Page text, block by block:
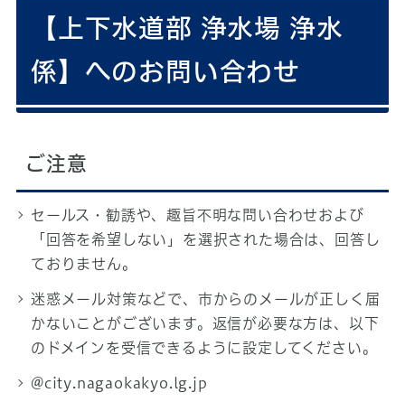
【上下水道部 浄水場 浄水
係】へのお問い合わせ
ご注意
セールス・勧誘や、趣旨不明な問い合わせおよび
「回答を希望しない」を選択された場合は、回答し
ておりません。
迷惑メール対策などで、市からのメールが正しく届
かないことがございます。返信が必要な方は、以下
のドメインを受信できるように設定してください。
@city.nagaokakyo.lg.jp